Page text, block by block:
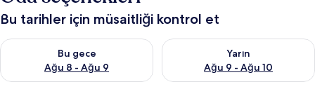
Bu tarihler için müsaitliği kontrol et
Bu gece
Ağu 8 - Ağu 9
Bu gece için müsaitliği kontrol et Ağu 8 - Ağu 9
Yarın
Ağu 9 - Ağu 10
Yarın için müsaitliği kontrol